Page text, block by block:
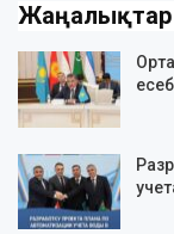
Жаңалықтар